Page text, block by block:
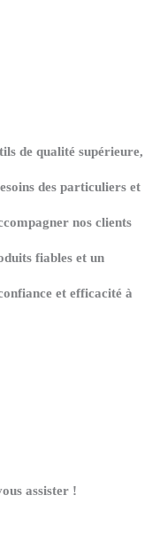
de qualité supérieure,
des particuliers et
nos clients
fiables et un
et efficacité à
assister !